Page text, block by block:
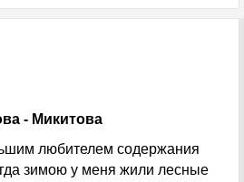
- Микитова
любителем содержания
зимою у меня жили лесные